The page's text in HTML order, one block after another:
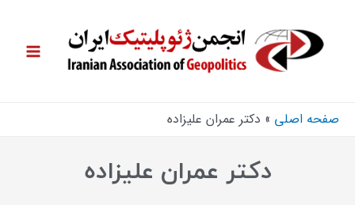
صفحه اصلی دکتر عمران علیزاده
دکتر عمران علیزاده